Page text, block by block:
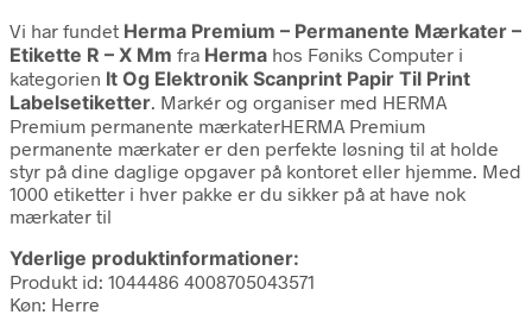
Vi har fundet Herma Premium – Permanente Mærkater –
Etikette R – X Mm fra Herma hos Føniks Computer i
kategorien It Og Elektronik Scanprint Papir Til Print
Labelsetiketter. Markér og organiser med HERMA
Premium permanente mærkaterHERMA Premium
permanente mærkater er den perfekte løsning til at holde
styr på dine daglige opgaver på kontoret eller hjemme. Med
1000 etiketter i hver pakke er du sikker på at have nok
mærkater til
Yderlige produktinformationer:
Produkt id: 1044486 4008705043571
Køn: Herre